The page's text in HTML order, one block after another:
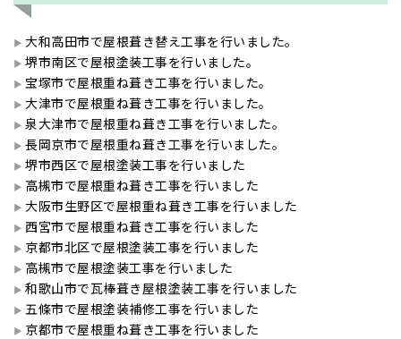
大和高田市で屋根葺き替え工事を行いました。
堺市南区で屋根塗装工事を行いました。
宝塚市で屋根重ね葺き工事を行いました。
大津市で屋根重ね葺き工事を行いました。
泉大津市で屋根重ね葺き工事を行いました。
長岡京市で屋根重ね葺き工事を行いました。
堺市西区で屋根塗装工事を行いました
高槻市で屋根重ね葺き工事を行いました
大阪市生野区で屋根重ね葺き工事を行いました
西宮市で屋根重ね葺き工事を行いました
京都市北区で屋根塗装工事を行いました
高槻市で屋根塗装工事を行いました
和歌山市で瓦棒葺き屋根塗装工事を行いました
五條市で屋根塗装補修工事を行いました
京都市で屋根重ね葺き工事を行いました